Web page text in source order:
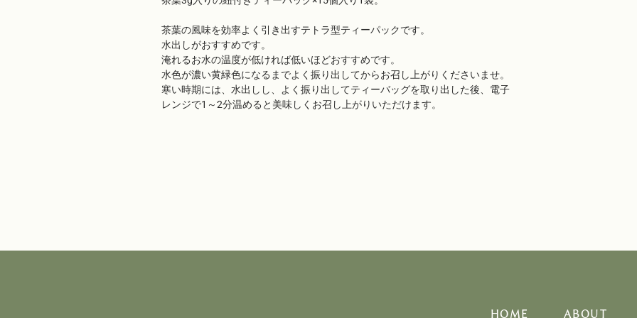
茶葉の風味を効率よく引き出すテトラ型ティーパックです。
水出しがおすすめです。
淹れるお水の温度が低ければ低いほどおすすめです。
水色が濃い黄緑色になるまでよく振り出してからお召し上がりくださいませ。
寒い時期には、水出しし、よく振り出してティーバッグを取り出した後、電子
レンジで1～2分温めると美味しくお召し上がりいただけます。
HOME ABOUT